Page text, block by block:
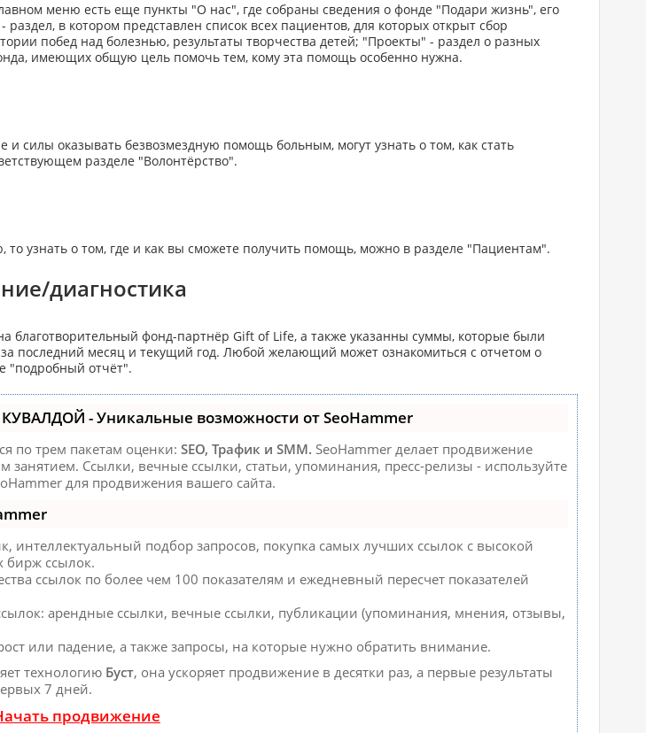
меню есть еще пункты "О нас", где собраны сведения о фонде "Подари жизнь", его
в котором представлен список всех пациентов, для которых открыт сбор
побед над болезнью, результаты творчества детей; "Проекты" - раздел о разных
имеющих общую цель помочь тем, кому эта помощь особенно нужна.
и силы оказывать безвозмездную помощь больным, могут узнать о том, как стать
разделе "Волонтёрство".
то узнать о том, где и как вы сможете получить помощь, можно в разделе "Пациентам".
диагностика
благотворительный фонд-партнёр Gift of Life, а также указанны суммы, которые были
последний месяц и текущий год. Любой желающий может ознакомиться с отчетом о
"подробный отчёт".
- Уникальные возможности от SeoHammer
по трем пакетам оценки: SEO, Трафик и SMM. SeoHammer делает продвижение
занятием. Ссылки, вечные ссылки, статьи, упоминания, пресс-релизы - используйте
для продвижения вашего сайта.
подбор запросов, покупка самых лучших ссылок с высокой
бирж ссылок.
ссылок по более чем 100 показателям и ежедневный пересчет показателей
арендные ссылки, вечные ссылки, публикации (упоминания, мнения, отзывы,
или падение, а также запросы, на которые нужно обратить внимание.
технологию Буст, она ускоряет продвижение в десятки раз, а первые результаты
7 дней.
продвижение